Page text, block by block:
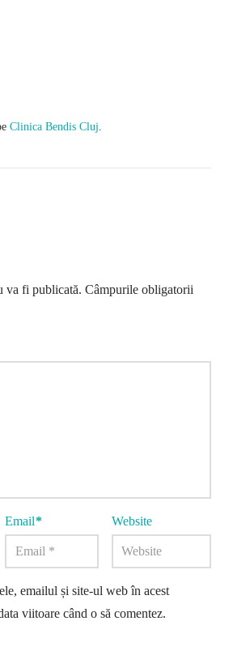
Clinica Bendis Cluj
va fi publicată. Câmpurile obligatorii
Email* Website
emailul și site-ul web în acest
viitoare când o să comentez.